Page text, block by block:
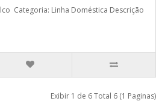
Categoria: Linha Doméstica Descrição
Exibir 1 de 6 Total 6 (1 Paginas)